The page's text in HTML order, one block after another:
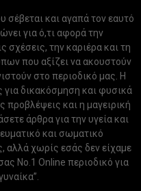
σέβεται και αγαπά τον εαυτό
για ό,τι αφορά την
σχέσεις, την καριέρα και τη
που αξίζει να ακουστούν
στο περιοδικό μας. Η
για δικακόσμηση και φυσικά
προβλέψεις και η μαγειρική
άρθρα για την υγεία και
και σωματικό
αλλά χωρίς εσάς δεν είχαμε
Νo.1 Online περιοδικό για